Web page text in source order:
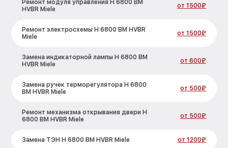
Ремонт модуля управления H 6800 BM
HVBR Miele
от 1500₽
Ремонт электросхемы H 6800 BM HVBR
Miele
от 1500₽
Замена индикаторной лампы H 6800 BM
HVBR Miele
от 600₽
Замена ручек терморегулятора H 6800
BM HVBR Miele
от 500₽
Ремонт механизма открывания двери H
6800 BM HVBR Miele
от 500₽
Замена ТЭН H 6800 BM HVBR Miele от 1200₽